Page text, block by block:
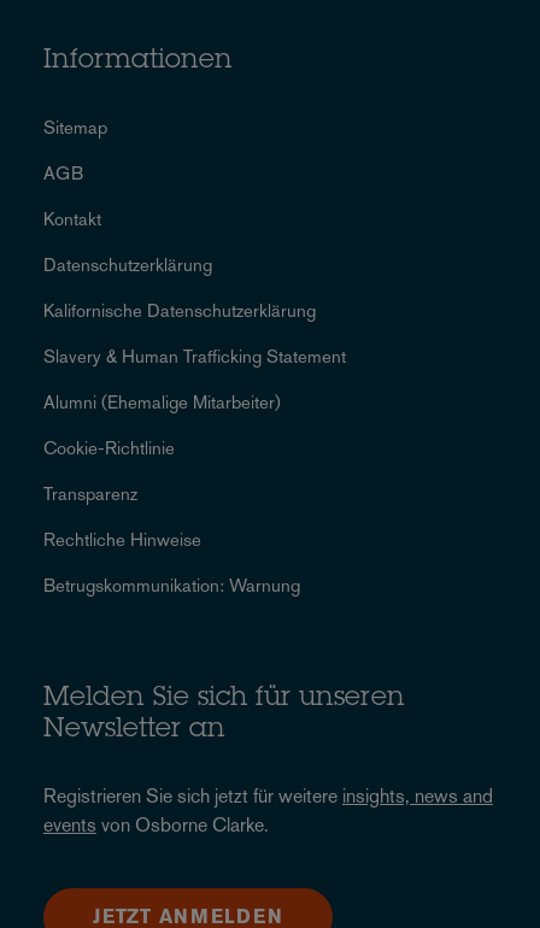
Informationen
Sitemap
AGB
Kontakt
Datenschutzerklärung
Kalifornische Datenschutzerklärung
Slavery & Human Trafficking Statement
Alumni (Ehemalige Mitarbeiter)
Cookie-Richtlinie
Transparenz
Rechtliche Hinweise
Betrugskommunikation: Warnung
Melden Sie sich für unseren
Newsletter an
Registrieren Sie sich jetzt für weitere insights, news and
events von Osborne Clarke.
JETZT ANMELDEN